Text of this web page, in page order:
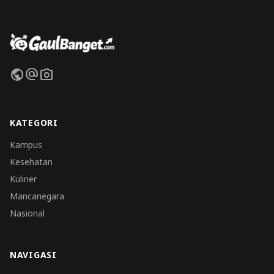
publicalternate_emailphoto_camera
KATEGORI
Kampus
Kesehatan
Kuliner
Mancanegara
Nasional
NAVIGASI